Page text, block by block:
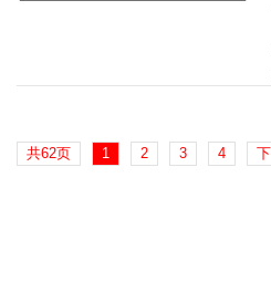
共62页 1 2 3 4